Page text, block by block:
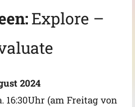
Explore –
2024
16:30Uhr (am Freitag von